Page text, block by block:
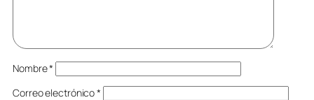
Nombre*
Correo electrónico*